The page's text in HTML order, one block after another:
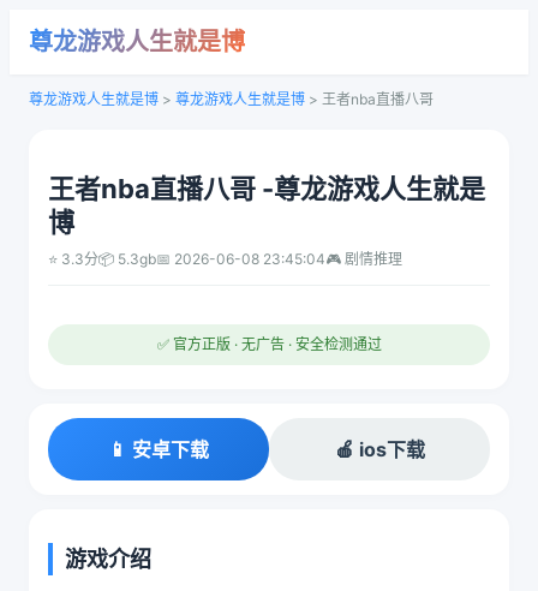
尊龙游戏人生就是博
尊龙游戏人生就是博 > 尊龙游戏人生就是博 > 王者nba直播八哥
王者nba直播八哥 -尊龙游戏人生就是
博
⭐ 3.3分📦 5.3gb📅 2026-06-08 23:45:04🎮 剧情推理
✅ 官方正版 · 无广告 · 安全检测通过
📱 安卓下载 🍎 ios下载
游戏介绍